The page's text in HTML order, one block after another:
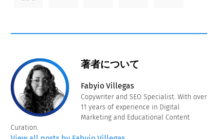
著者について
Fabyio Villegas
Copywriter and SEO Specialist. With over
11 years of experience in Digital
Marketing and Educational Content
Curation.